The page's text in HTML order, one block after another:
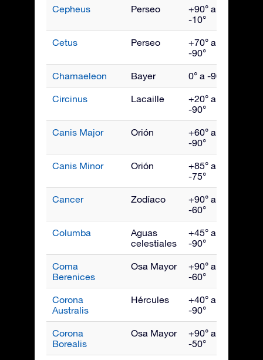
Cepheus Perseo
+90° a
-10°
Cetus Perseo
+70° a
-90°
Chamaeleon Bayer 0° a -90°
Circinus Lacaille
+20° a
-90°
Canis Major Orión
+60° a
-90°
Canis Minor Orión
+85° a
-75°
Cancer Zodíaco
+90° a
-60°
Columba
Aguas
celestiales
+45° a
-90°
Coma
Berenices
Osa Mayor
+90° a
-60°
Corona
Australis
Hércules
+40° a
-90°
Corona
Borealis
Osa Mayor
+90° a
-50°